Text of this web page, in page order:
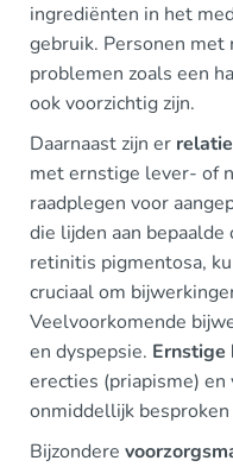
ingrediënten in het
gebruik. Personen met
problemen zoals een
ook voorzichtig zijn.
Daarnaast zijn er
met ernstige lever- of
raadplegen voor
die lijden aan bepaalde
retinitis pigmentosa,
cruciaal om
Veelvoorkomende
en dyspepsie.
erecties (priapisme)
onmiddellijk
Bijzondere